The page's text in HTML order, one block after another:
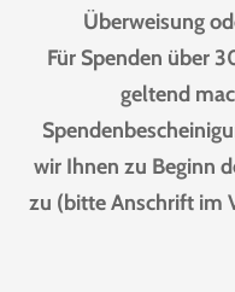
Überweisung
Für Spenden über
geltend
wir Ihnen zu Beginn
zu (bitte Anschrift im